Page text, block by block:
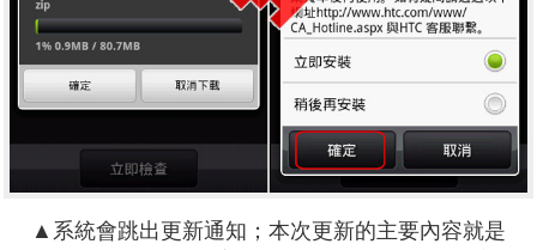
▲系統會跳出更新通知；本次更新的主要內容就是